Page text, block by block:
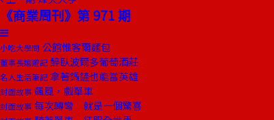
《商業周刊》第 971 期
小吃大學問 公館惟客爾麵包
董事長嬉遊記 醉臥波爾多葡萄酒莊
名人生活筆記 拿著鍋鏟也能當英雄
封面故事 飆風，戲單車
封面故事 每次轉彎 就是一個驚喜